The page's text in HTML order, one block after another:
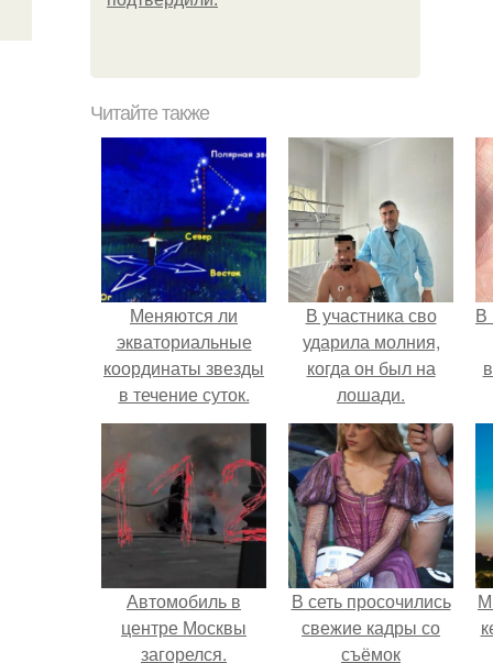
Читайте также
Меняются ли
экваториальные
координаты звезды
в течение суток.
Определение
географических
координат по
звездам.
В участника сво
ударила молния,
когда он был на
лошади.
В
Автомобиль в
центре Москвы
загорелся.
В сеть просочились
свежие кадры со
съёмок